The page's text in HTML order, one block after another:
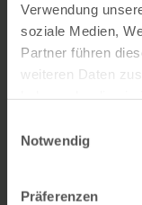
Verwendung
soziale Medien,
Partner führen
weiteren Daten
Notwendig
Präferenzen